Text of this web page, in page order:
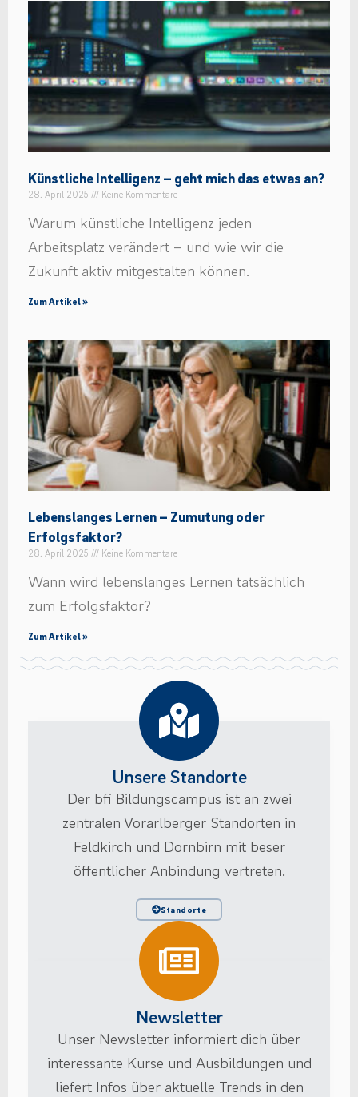
Künstliche Intelligenz – geht mich das etwas an?
28. April 2025 Keine Kommentare
Warum künstliche Intelligenz jeden
Arbeitsplatz verändert – und wie wir die
Zukunft aktiv mitgestalten können.
Zum Artikel »
Lebenslanges Lernen – Zumutung oder
Erfolgsfaktor?
28. April 2025 Keine Kommentare
Wann wird lebenslanges Lernen tatsächlich
zum Erfolgsfaktor?
Zum Artikel »
Unsere Standorte
Der bfi Bildungscampus ist an zwei
zentralen Vorarlberger Standorten in
Feldkirch und Dornbirn mit beser
öffentlicher Anbindung vertreten.
Standorte
Newsletter
Unser Newsletter informiert dich über
interessante Kurse und Ausbildungen und
liefert Infos über aktuelle Trends in den